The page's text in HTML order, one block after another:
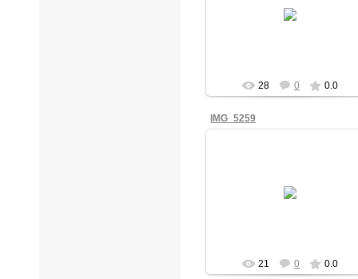
28 0 0.0
IMG_5259
21 0 0.0